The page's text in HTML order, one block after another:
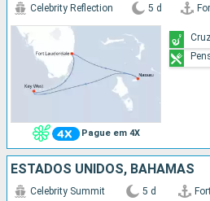
Pague em 4X
Celebrity Reflection 5 d
ESTADOS UNIDOS, BAHAMAS
Celebrity Summit 5 d